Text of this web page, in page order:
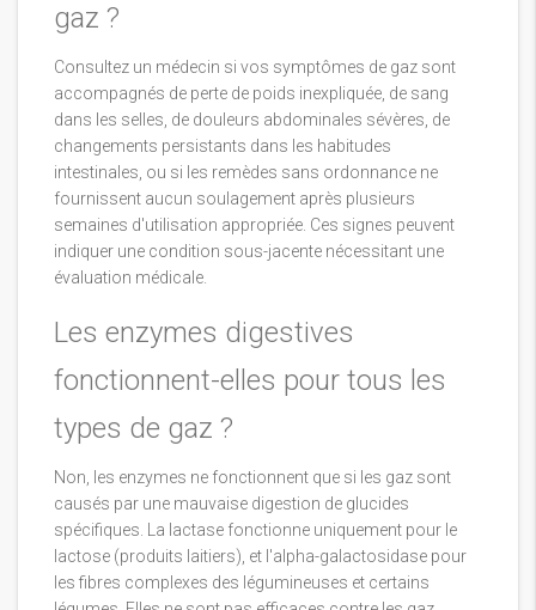
gaz ?
Consultez un médecin si vos symptômes de gaz sont
accompagnés de perte de poids inexpliquée, de sang
dans les selles, de douleurs abdominales sévères, de
changements persistants dans les habitudes
intestinales, ou si les remèdes sans ordonnance ne
fournissent aucun soulagement après plusieurs
semaines d'utilisation appropriée. Ces signes peuvent
indiquer une condition sous-jacente nécessitant une
évaluation médicale.
Les enzymes digestives
fonctionnent-elles pour tous les
types de gaz ?
Non, les enzymes ne fonctionnent que si les gaz sont
causés par une mauvaise digestion de glucides
spécifiques. La lactase fonctionne uniquement pour le
lactose (produits laitiers), et l'alpha-galactosidase pour
les fibres complexes des légumineuses et certains